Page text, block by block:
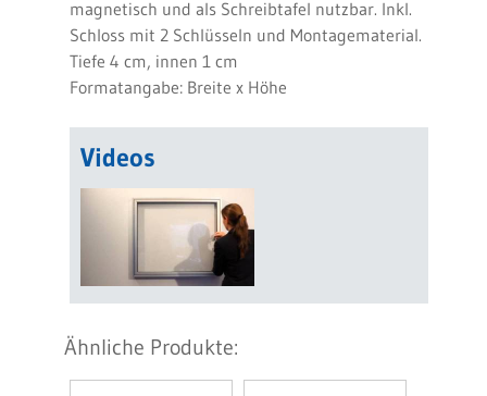
magnetisch und als Schreibtafel nutzbar. Inkl.
Schloss mit 2 Schlüsseln und Montagematerial.
Tiefe 4 cm, innen 1 cm
Formatangabe: Breite x Höhe
Videos
Ähnliche Produkte: